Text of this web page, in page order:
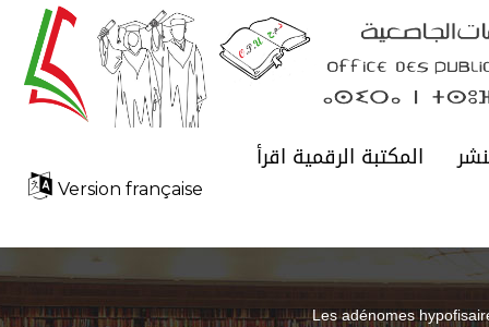
المكتبة الرقمية اقرأ
Version française
Les adénomes